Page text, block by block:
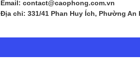
Email: contact@caophong.com.vn
Địa chỉ: 331/41 Phan Huy Ích, Phường An